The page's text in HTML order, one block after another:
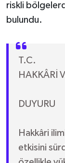
riskli
bulundu.
T.C.
HAKKÂRİ
DUYURU
Hakkâri
etkisini